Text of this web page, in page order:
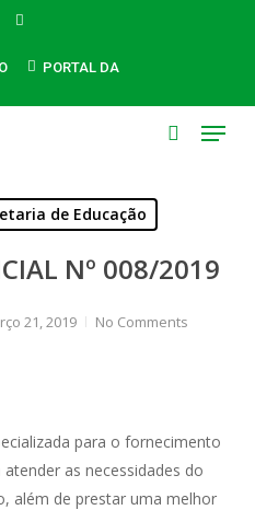
INSTAGRAM
PORTAL DA
Menu
de Educação
Nº 008/2019
21, 2019 No Comments
para o fornecimento
as necessidades do
além de prestar uma melhor